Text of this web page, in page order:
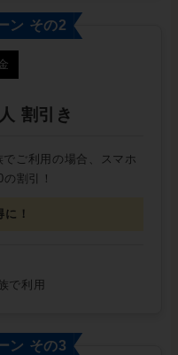
ン その2
割引き
ご利用の場合、スマホ
割引！
！
で利用
ン その3